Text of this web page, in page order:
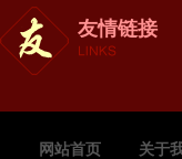
友情链接
网站首页 关于